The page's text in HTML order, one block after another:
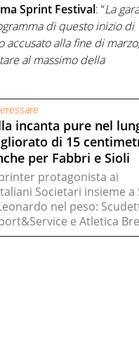
Sprint Festival: “La
di questo inizio di
alla fine di marzo,
al massimo della
incanta pure nel
di 15
per Fabbri e Sioli
protagonista ai
Societari insieme a
nel peso:
e Atletica